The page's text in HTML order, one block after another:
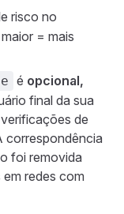
risco no
= mais
é opcional,
final da sua
de
correspondência
foi removida
redes com